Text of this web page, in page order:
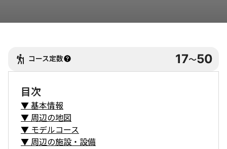
コース定数 17〜50
目次
▼基本情報
▼ 周辺の地図
▼ モデルコース
▼ 周辺の施設・設備